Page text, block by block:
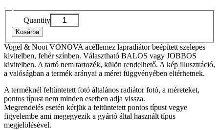
Quantity
Kosárba
Vogel & Noot VONOVA acéllemez lapradiátor beépített szelepes
kivitelben, fehér színben. Választható BALOS vagy JOBBOS
kivitelben. A tartó nem tartozék, külön rendelhető. A kép illusztráció,
a valóságban a termék arányai a méret függvényében eltérhetnek.
A terméknél feltűntetett fotó általános radiátor fotó, a méreteket,
pontos típust nem minden esetben adja vissza.
Megrendelés esetén kérjük a feltüntetett pontos típust vegye
figyelembe ami megegyezik a gyártó által használt típus
megjelölésével.